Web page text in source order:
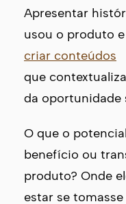
Apresentar
usou o produto e
criar conteúdos
que
da oportunidade
O que o
benefício ou
produto? Onde
estar se